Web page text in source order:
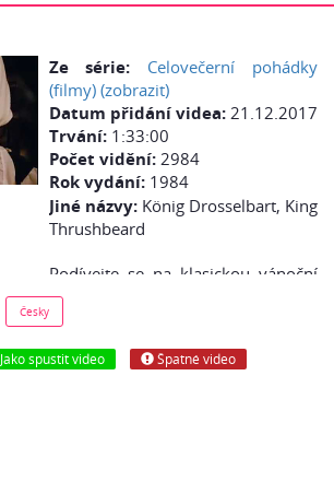
Ze série: Celovečerní pohádky
(filmy) (zobrazit)
Datum přidání videa: 21.12.2017
Trvání: 1:33:00
Počet vidění: 2984
Rok vydání: 1984
Jiné názvy: König Drosselbart, King
Thrushbeard
Podívejte se na klasickou vánoční
pohádku z roku 1984 - Král Drozdí
brada - zdarma česky online (cz
vzbudí zvědavost mladého krále
Česky
Jako spustit video Špatné video